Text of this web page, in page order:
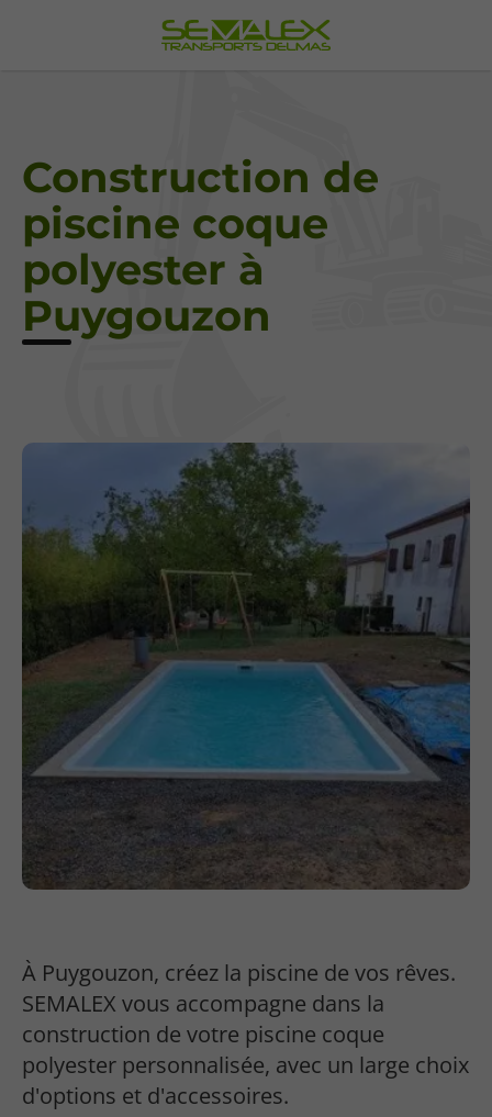
Construction de
piscine coque
polyester à
Puygouzon
À Puygouzon, créez la piscine de vos rêves.
SEMALEX vous accompagne dans la
construction de votre piscine coque
polyester personnalisée, avec un large choix
d'options et d'accessoires.